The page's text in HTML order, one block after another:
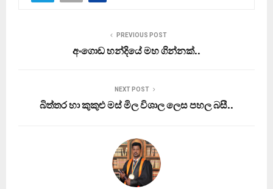
PREVIOUS POST
අංගොඩ හන්දියේ මහ ගින්නක්..
NEXT POST
බිත්තර හා කුකුළු මස් මිල විශාල ලෙස පහල බසී..